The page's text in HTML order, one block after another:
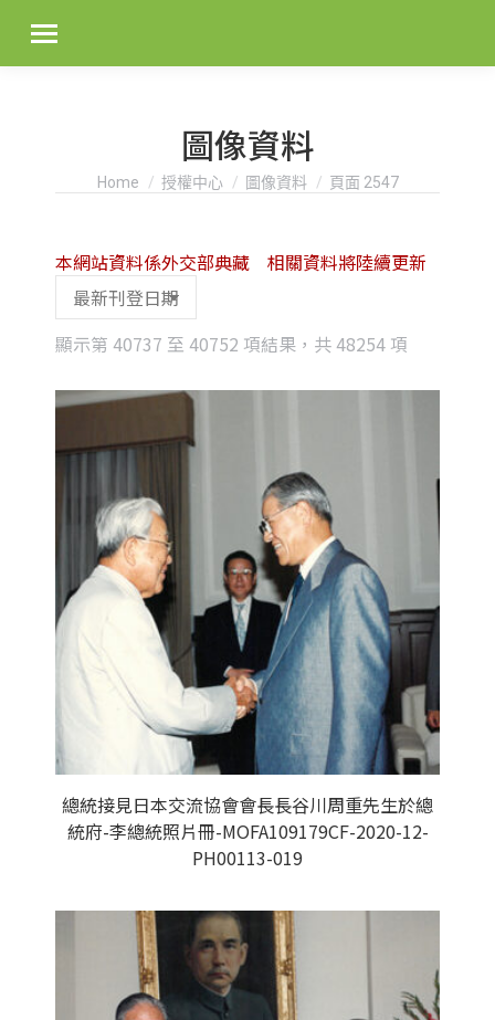
圖像資料
You are here:
Home 授權中心 圖像資料 頁面 2547
顯示第 40737 至 40752 項結果，共 48254 項
latest
本網站資料係外交部典藏 相關資料將陸續更新
總統接見日本交流協會會長長谷川周重先生於總
統府-李總統照片冊-MOFA109179CF-2020-12-
PH00113-019